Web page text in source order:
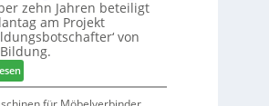
m
T
r
e
f
f
t
i
n
:
N
e
zehn Jahren beteiligt
am Projekt
von
:
A
u